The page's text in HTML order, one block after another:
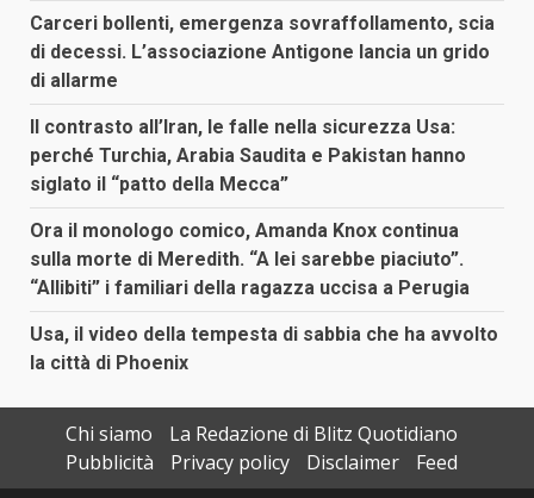
Carceri bollenti, emergenza sovraffollamento, scia
di decessi. L’associazione Antigone lancia un grido
di allarme
Il contrasto all’Iran, le falle nella sicurezza Usa:
perché Turchia, Arabia Saudita e Pakistan hanno
siglato il “patto della Mecca”
Ora il monologo comico, Amanda Knox continua
sulla morte di Meredith. “A lei sarebbe piaciuto”.
“Allibiti” i familiari della ragazza uccisa a Perugia
Usa, il video della tempesta di sabbia che ha avvolto
la città di Phoenix
Chi siamo
La Redazione di Blitz Quotidiano
Pubblicità
Privacy policy Disclaimer Feed